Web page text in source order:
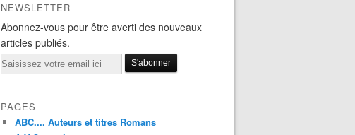
NEWSLETTER
Abonnez-vous pour être averti des nouveaux
articles publiés.
Email
PAGES
ABC.... Auteurs et titres Romans